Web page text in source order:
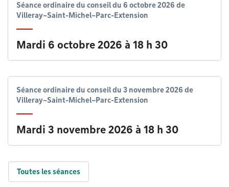
Séance ordinaire du conseil du 6 octobre 2026 de
Villeray–Saint-Michel–Parc-Extension
Mardi 6 octobre 2026 à 18 h 30
Séance ordinaire du conseil du 3 novembre 2026 de
Villeray–Saint-Michel–Parc-Extension
Mardi 3 novembre 2026 à 18 h 30
Toutes les séances